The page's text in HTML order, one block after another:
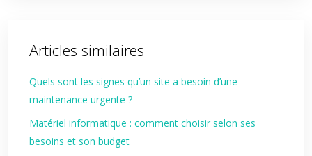
Articles similaires
Quels sont les signes qu’un site a besoin d’une
maintenance urgente ?
Matériel informatique : comment choisir selon ses
besoins et son budget